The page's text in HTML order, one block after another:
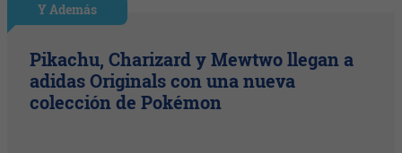
Y Además
Pikachu, Charizard y Mewtwo llegan a
adidas Originals con una nueva
colección de Pokémon